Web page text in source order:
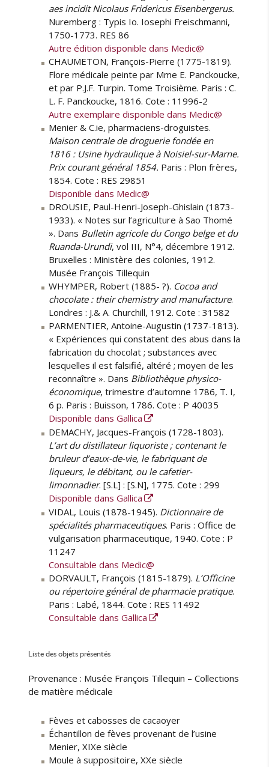
aes incidit Nicolaus Fridericus Eisenbergerus.
Nuremberg : Typis Io. Iosephi Freischmanni,
1750-1773. RES 86
Autre édition disponible dans Medic@
CHAUMETON, François-Pierre (1775-1819).
Flore médicale peinte par Mme E. Panckoucke,
et par P.J.F. Turpin. Tome Troisième. Paris : C.
L. F. Panckoucke, 1816. Cote : 11996-2
Autre exemplaire disponible dans Medic@
Menier & C.ie, pharmaciens-droguistes.
Maison centrale de droguerie fondée en
1816 : Usine hydraulique à Noisiel-sur-Marne.
Prix courant général 1854. Paris : Plon frères,
1854. Cote : RES 29851
Disponible dans Medic@
DROUSIE, Paul-Henri-Joseph-Ghislain (1873-
1933). « Notes sur l’agriculture à Sao Thomé
». Dans Bulletin agricole du Congo belge et du
Ruanda-Urundi, vol III, N°4, décembre 1912.
Bruxelles‎ : Ministère des colonies, 1912.
Musée François Tillequin
WHYMPER, Robert (1885- ?). Cocoa and
chocolate : their chemistry and manufacture.
Londres : J.& A. Churchill, 1912. Cote : 31582
PARMENTIER, Antoine-Augustin (1737-1813).
« Expériences qui constatent des abus dans la
fabrication du chocolat ; substances avec
lesquelles il est falsifié, altéré ; moyen de les
reconnaître ». Dans Bibliothèque physico-
économique, trimestre d’automne 1786, T. I,
6 p. Paris : Buisson, 1786. Cote : P 40035
Disponible dans Gallica
DEMACHY, Jacques-François (1728-1803).
L’art du distillateur liquoriste ; contenant le
bruleur d’eaux-de-vie, le fabriquant de
liqueurs, le débitant, ou le cafetier-
limonnadier. [S.L] : [S.N], 1775. Cote : 299
Disponible dans Gallica
VIDAL, Louis (1878-1945). Dictionnaire de
spécialités pharmaceutiques. Paris : Office de
vulgarisation pharmaceutique, 1940. Cote : P
11247
Consultable dans Medic@
DORVAULT, François (1815-1879). L’Officine
ou répertoire général de pharmacie pratique.
Paris : Labé, 1844. Cote : RES 11492
Consultable dans Gallica
Liste des objets présentés
Provenance : Musée François Tillequin – Collections
de matière médicale
Fèves et cabosses de cacaoyer
Échantillon de fèves provenant de l’usine
Menier, XIXe siècle
Moule à suppositoire, XXe siècle